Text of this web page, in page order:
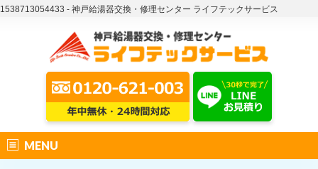
1538713054433 - 神戸給湯器交換・修理センター ライフテックサービス
MENU